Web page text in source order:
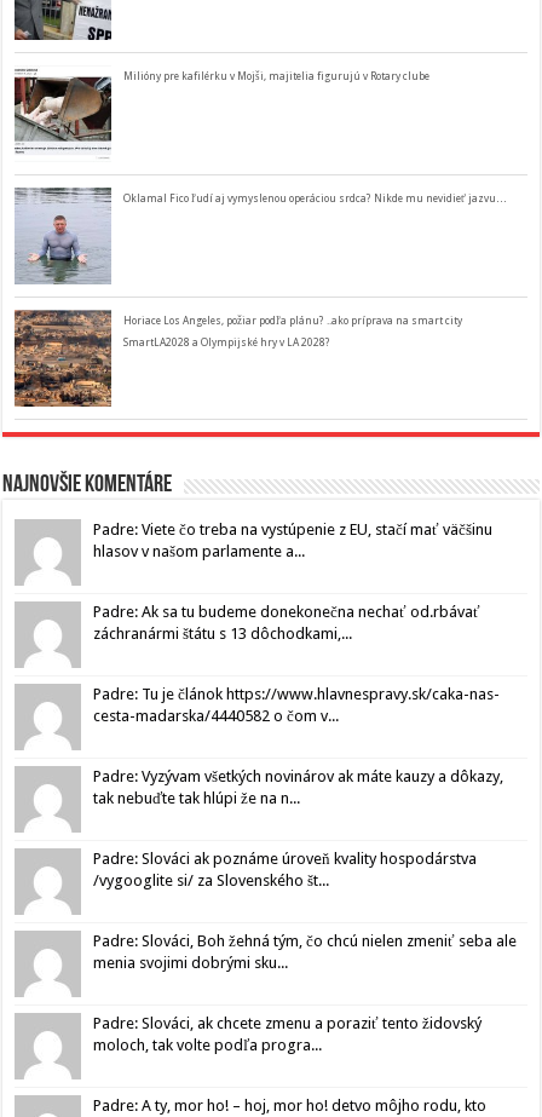
Milióny pre kafilérku v Mojši, majitelia figurujú v Rotary clube
Oklamal Fico ľudí aj vymyslenou operáciou srdca? Nikde mu nevidieť jazvu…
Horiace Los Angeles, požiar podľa plánu? ..ako príprava na smart city
SmartLA2028 a Olympijské hry v LA 2028?
Najnovšie komentáre
Padre: Viete čo treba na vystúpenie z EU, stačí mať väčšinu
hlasov v našom parlamente a...
Padre: Ak sa tu budeme donekonečna nechať od.rbávať
záchranármi štátu s 13 dôchodkami,...
Padre: Tu je článok https://www.hlavnespravy.sk/caka-nas-
cesta-madarska/4440582 o čom v...
Padre: Vyzývam všetkých novinárov ak máte kauzy a dôkazy,
tak nebuďte tak hlúpi že na n...
Padre: Slováci ak poznáme úroveň kvality hospodárstva
/vygooglite si/ za Slovenského št...
Padre: Slováci, Boh žehná tým, čo chcú nielen zmeniť seba ale
menia svojimi dobrými sku...
Padre: Slováci, ak chcete zmenu a poraziť tento židovský
moloch, tak volte podľa progra...
Padre: A ty, mor ho! – hoj, mor ho! detvo môjho rodu, kto